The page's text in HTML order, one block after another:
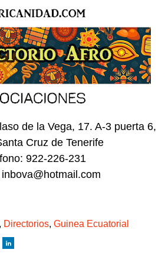
de la Vega, 17. A-3 puerta 6,
Cruz de Tenerife
922-226-231
, Directorios, Guinea Ecuatorial